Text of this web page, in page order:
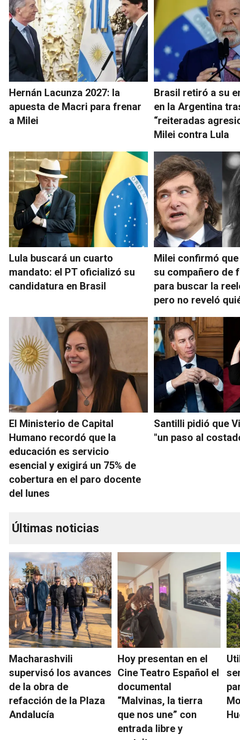
Hernán Lacunza 2027: la
apuesta de Macri para frenar
a Milei
Brasil retiró a su
en la Argentina
“reiteradas
Milei contra Lula
Lula buscará un cuarto
mandato: el PT oficializó su
candidatura en Brasil
Milei confirmó
su compañero de
para buscar la
pero no reveló
El Ministerio de Capital
Humano recordó que la
educación es servicio
esencial y exigirá un 75% de
cobertura en el paro docente
del lunes
Santilli pidió que
"un paso al
Últimas noticias
Macharashvili
supervisó los avances
de la obra de
refacción de la Plaza
Andalucía
Hoy presentan en el
Cine Teatro Español el
documental
“Malvinas, la tierra
que nos une” con
entrada libre y